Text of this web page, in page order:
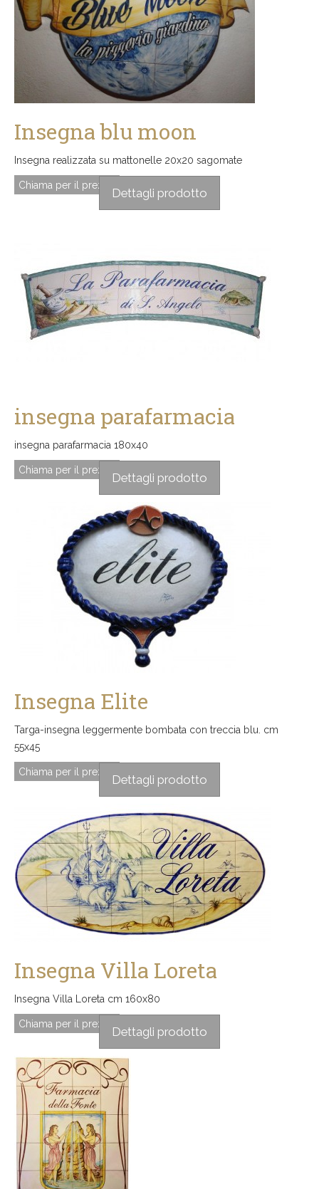
Insegna blu moon
Insegna realizzata su mattonelle 20x20 sagomate
Chiama per il prezzo
Dettagli prodotto
insegna parafarmacia
insegna parafarmacia 180x40
Chiama per il prezzo
Dettagli prodotto
Insegna Elite
Targa-insegna leggermente bombata con treccia blu. cm
55x45
Chiama per il prezzo
Dettagli prodotto
Insegna Villa Loreta
Insegna Villa Loreta cm 160x80
Chiama per il prezzo
Dettagli prodotto